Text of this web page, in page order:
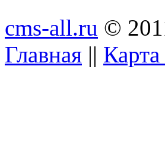
cms-all.ru ©
Главная || Карта